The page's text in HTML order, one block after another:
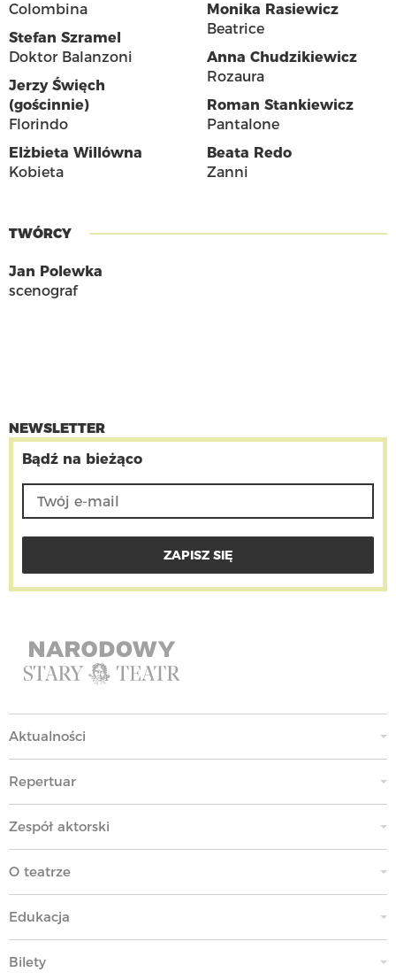
Colombina
Stefan Szramel
Doktor Balanzoni
Jerzy Święch
(gościnnie)
Florindo
Elżbieta Willówna
Kobieta
Monika Rasiewicz
Beatrice
Anna Chudzikiewicz
Rozaura
Roman Stankiewicz
Pantalone
Beata Redo
Zanni
TWÓRCY
Jan Polewka
scenograf
NEWSLETTER
Bądź na bieżąco
Aktualności
Repertuar
Zespół aktorski
O teatrze
Edukacja
Bilety